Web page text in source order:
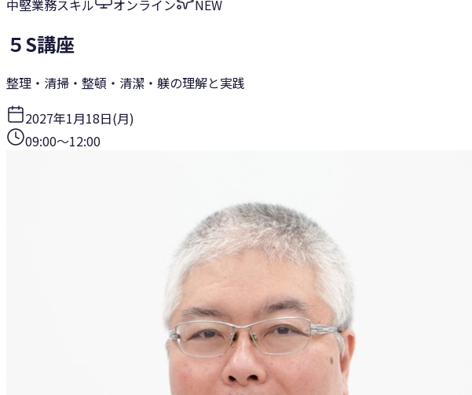
中堅業務スキル オンライン NEW
５S講座
整理・清掃・整頓・清潔・躾の理解と実践
2027年1月18日(月)
09:00〜12:00